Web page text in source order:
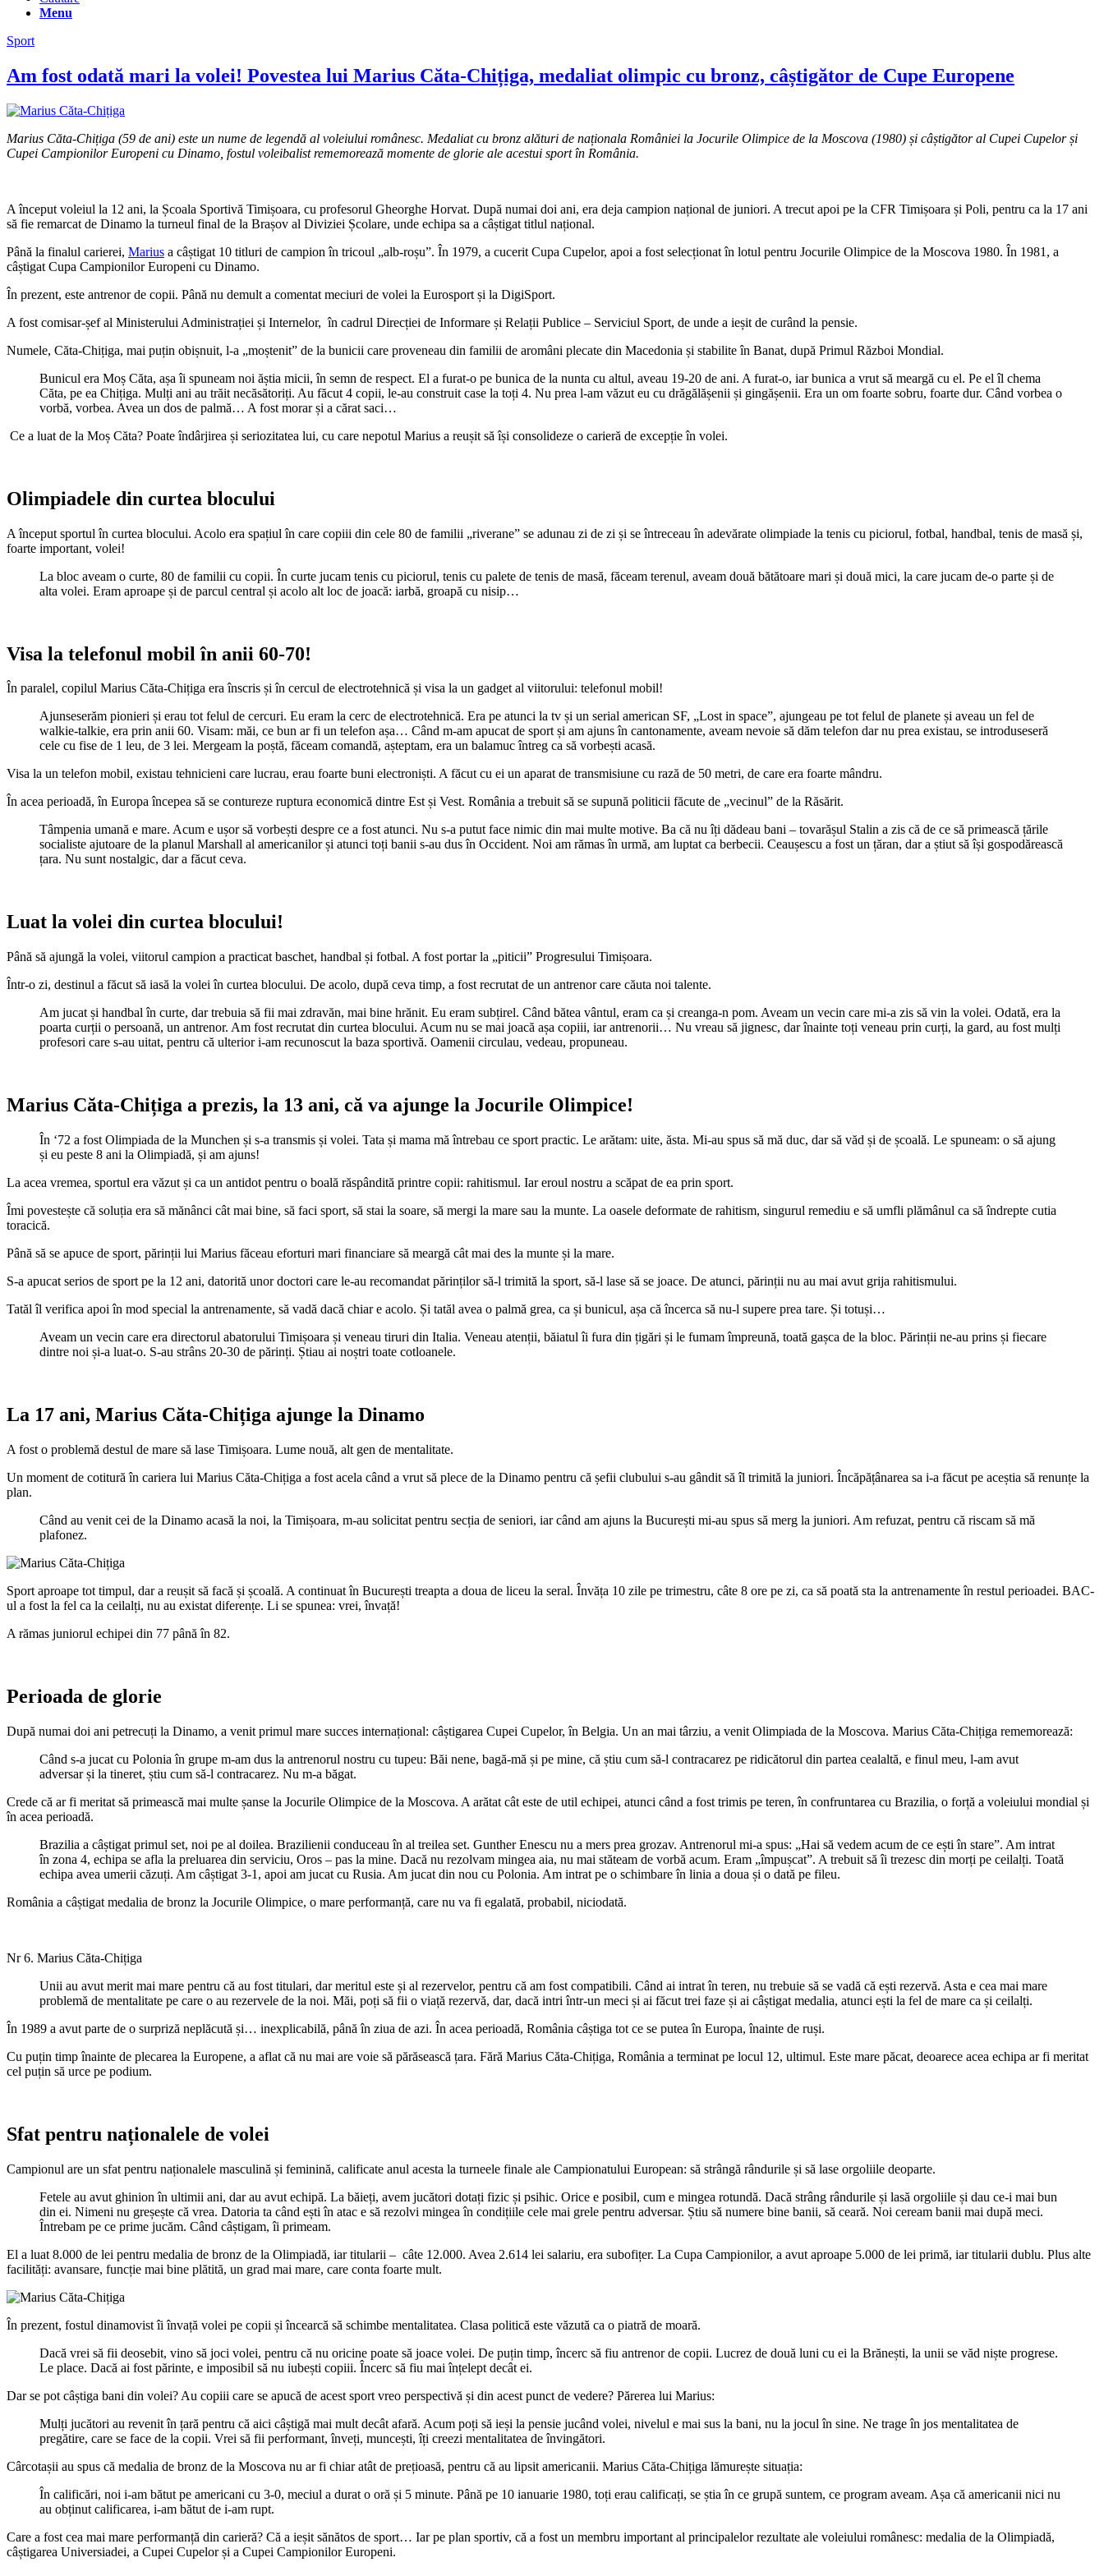
Menu
Sport
Am fost odată mari la volei! Povestea lui Marius Căta-Chițiga, medaliat olimpic cu bronz, câștigător de Cupe Europene
Marius Căta-Chițiga (59 de ani) este un nume de legendă al voleiului românesc. Medaliat cu bronz alături de naționala României la Jocurile Olimpice de la Moscova (1980) și câștigător al Cupei Cupelor și
Cupei Campionilor Europeni cu Dinamo, fostul voleibalist rememorează momente de glorie ale acestui sport în România.
A început voleiul la 12 ani, la Școala Sportivă Timișoara, cu profesorul Gheorghe Horvat. După numai doi ani, era deja campion național de juniori. A trecut apoi pe la CFR Timișoara și Poli, pentru ca la 17 ani
să fie remarcat de Dinamo la turneul final de la Brașov al Diviziei Școlare, unde echipa sa a câștigat titlul național.
Până la finalul carierei, Marius a câștigat 10 titluri de campion în tricoul „alb-roșu”. În 1979, a cucerit Cupa Cupelor, apoi a fost selecționat în lotul pentru Jocurile Olimpice de la Moscova 1980. În 1981, a
câștigat Cupa Campionilor Europeni cu Dinamo.
În prezent, este antrenor de copii. Până nu demult a comentat meciuri de volei la Eurosport și la DigiSport.
A fost comisar-șef al Ministerului Administrației și Internelor, în cadrul Direcției de Informare și Relații Publice – Serviciul Sport, de unde a ieșit de curând la pensie.
Numele, Căta-Chițiga, mai puțin obișnuit, l-a „moștenit” de la bunicii care proveneau din familii de aromâni plecate din Macedonia și stabilite în Banat, după Primul Război Mondial.
Bunicul era Moș Căta, așa îi spuneam noi ăștia micii, în semn de respect. El a furat-o pe bunica de la nunta cu altul, aveau 19-20 de ani. A furat-o, iar bunica a vrut să meargă cu el. Pe el îl chema
Căta, pe ea Chițiga. Mulți ani au trăit necăsătoriți. Au făcut 4 copii, le-au construit case la toți 4. Nu prea l-am văzut eu cu drăgălășenii și gingășenii. Era un om foarte sobru, foarte dur. Când vorbea o
vorbă, vorbea. Avea un dos de palmă… A fost morar și a cărat saci…
Ce a luat de la Moș Căta? Poate îndârjirea și seriozitatea lui, cu care nepotul Marius a reușit să își consolideze o carieră de excepție în volei.
Olimpiadele din curtea blocului
A început sportul în curtea blocului. Acolo era spațiul în care copiii din cele 80 de familii „riverane” se adunau zi de zi și se întreceau în adevărate olimpiade la tenis cu piciorul, fotbal, handbal, tenis de masă și,
foarte important, volei!
La bloc aveam o curte, 80 de familii cu copii. În curte jucam tenis cu piciorul, tenis cu palete de tenis de masă, făceam terenul, aveam două bătătoare mari și două mici, la care jucam de-o parte și de
alta volei. Eram aproape și de parcul central și acolo alt loc de joacă: iarbă, groapă cu nisip…
Visa la telefonul mobil în anii 60-70!
În paralel, copilul Marius Căta-Chițiga era înscris și în cercul de electrotehnică și visa la un gadget al viitorului: telefonul mobil!
Ajunseserăm pionieri și erau tot felul de cercuri. Eu eram la cerc de electrotehnică. Era pe atunci la tv și un serial american SF, „Lost in space”, ajungeau pe tot felul de planete și aveau un fel de
walkie-talkie, era prin anii 60. Visam: măi, ce bun ar fi un telefon așa… Când m-am apucat de sport și am ajuns în cantonamente, aveam nevoie să dăm telefon dar nu prea existau, se introduseseră
cele cu fise de 1 leu, de 3 lei. Mergeam la poștă, făceam comandă, așteptam, era un balamuc întreg ca să vorbești acasă.
Visa la un telefon mobil, existau tehnicieni care lucrau, erau foarte buni electroniști. A făcut cu ei un aparat de transmisiune cu rază de 50 metri, de care era foarte mândru.
În acea perioadă, în Europa începea să se contureze ruptura economică dintre Est și Vest. România a trebuit să se supună politicii făcute de „vecinul” de la Răsărit.
Tâmpenia umană e mare. Acum e ușor să vorbești despre ce a fost atunci. Nu s-a putut face nimic din mai multe motive. Ba că nu îți dădeau bani – tovarășul Stalin a zis că de ce să primească țările
socialiste ajutoare de la planul Marshall al americanilor și atunci toți banii s-au dus în Occident. Noi am rămas în urmă, am luptat ca berbecii. Ceaușescu a fost un țăran, dar a știut să își gospodărească
țara. Nu sunt nostalgic, dar a făcut ceva.
Luat la volei din curtea blocului!
Până să ajungă la volei, viitorul campion a practicat baschet, handbal și fotbal. A fost portar la „piticii” Progresului Timișoara.
Într-o zi, destinul a făcut să iasă la volei în curtea blocului. De acolo, după ceva timp, a fost recrutat de un antrenor care căuta noi talente.
Am jucat și handbal în curte, dar trebuia să fii mai zdravăn, mai bine hrănit. Eu eram subțirel. Când bătea vântul, eram ca și creanga-n pom. Aveam un vecin care mi-a zis să vin la volei. Odată, era la
poarta curții o persoană, un antrenor. Am fost recrutat din curtea blocului. Acum nu se mai joacă așa copiii, iar antrenorii… Nu vreau să jignesc, dar înainte toți veneau prin curți, la gard, au fost mulți
profesori care s-au uitat, pentru că ulterior i-am recunoscut la baza sportivă. Oamenii circulau, vedeau, propuneau.
Marius Căta-Chițiga a prezis, la 13 ani, că va ajunge la Jocurile Olimpice!
În ‘72 a fost Olimpiada de la Munchen și s-a transmis și volei. Tata și mama mă întrebau ce sport practic. Le arătam: uite, ăsta. Mi-au spus să mă duc, dar să văd și de școală. Le spuneam: o să ajung
și eu peste 8 ani la Olimpiadă, și am ajuns!
La acea vremea, sportul era văzut și ca un antidot pentru o boală răspândită printre copii: rahitismul. Iar eroul nostru a scăpat de ea prin sport.
Îmi povestește că soluția era să mănânci cât mai bine, să faci sport, să stai la soare, să mergi la mare sau la munte. La oasele deformate de rahitism, singurul remediu e să umfli plămânul ca să îndrepte cutia
toracică.
Până să se apuce de sport, părinții lui Marius făceau eforturi mari financiare să meargă cât mai des la munte și la mare.
S-a apucat serios de sport pe la 12 ani, datorită unor doctori care le-au recomandat părinților să-l trimită la sport, să-l lase să se joace. De atunci, părinții nu au mai avut grija rahitismului.
Tatăl îl verifica apoi în mod special la antrenamente, să vadă dacă chiar e acolo. Și tatăl avea o palmă grea, ca și bunicul, așa că încerca să nu-l supere prea tare. Și totuși…
Aveam un vecin care era directorul abatorului Timișoara și veneau tiruri din Italia. Veneau atenții, băiatul îi fura din țigări și le fumam împreună, toată gașca de la bloc. Părinții ne-au prins și fiecare
dintre noi și-a luat-o. S-au strâns 20-30 de părinți. Știau ai noștri toate cotloanele.
La 17 ani, Marius Căta-Chițiga ajunge la Dinamo
A fost o problemă destul de mare să lase Timișoara. Lume nouă, alt gen de mentalitate.
Un moment de cotitură în cariera lui Marius Căta-Chițiga a fost acela când a vrut să plece de la Dinamo pentru că șefii clubului s-au gândit să îl trimită la juniori. Încăpățânarea sa i-a făcut pe aceștia să renunțe la
plan.
Când au venit cei de la Dinamo acasă la noi, la Timișoara, m-au solicitat pentru secția de seniori, iar când am ajuns la București mi-au spus să merg la juniori. Am refuzat, pentru că riscam să mă
plafonez.
Sport aproape tot timpul, dar a reușit să facă și școală. A continuat în București treapta a doua de liceu la seral. Învăța 10 zile pe trimestru, câte 8 ore pe zi, ca să poată sta la antrenamente în restul perioadei. BAC-
ul a fost la fel ca la ceilalți, nu au existat diferențe. Li se spunea: vrei, învață!
A rămas juniorul echipei din 77 până în 82.
Perioada de glorie
După numai doi ani petrecuți la Dinamo, a venit primul mare succes internațional: câștigarea Cupei Cupelor, în Belgia. Un an mai târziu, a venit Olimpiada de la Moscova. Marius Căta-Chițiga rememorează:
Când s-a jucat cu Polonia în grupe m-am dus la antrenorul nostru cu tupeu: Băi nene, bagă-mă și pe mine, că știu cum să-l contracarez pe ridicătorul din partea cealaltă, e finul meu, l-am avut
adversar și la tineret, știu cum să-l contracarez. Nu m-a băgat.
Crede că ar fi meritat să primească mai multe șanse la Jocurile Olimpice de la Moscova. A arătat cât este de util echipei, atunci când a fost trimis pe teren, în confruntarea cu Brazilia, o forță a voleiului mondial și
în acea perioadă.
Brazilia a câștigat primul set, noi pe al doilea. Brazilienii conduceau în al treilea set. Gunther Enescu nu a mers prea grozav. Antrenorul mi-a spus: „Hai să vedem acum de ce ești în stare”. Am intrat
în zona 4, echipa se afla la preluarea din serviciu, Oros – pas la mine. Dacă nu rezolvam mingea aia, nu mai stăteam de vorbă acum. Eram „împușcat”. A trebuit să îi trezesc din morți pe ceilalți. Toată
echipa avea umerii căzuți. Am câștigat 3-1, apoi am jucat cu Rusia. Am jucat din nou cu Polonia. Am intrat pe o schimbare în linia a doua și o dată pe fileu.
România a câștigat medalia de bronz la Jocurile Olimpice, o mare performanță, care nu va fi egalată, probabil, niciodată.
Nr 6. Marius Căta-Chițiga
Unii au avut merit mai mare pentru că au fost titulari, dar meritul este și al rezervelor, pentru că am fost compatibili. Când ai intrat în teren, nu trebuie să se vadă că ești rezervă. Asta e cea mai mare
problemă de mentalitate pe care o au rezervele de la noi. Măi, poți să fii o viață rezervă, dar, dacă intri într-un meci și ai făcut trei faze și ai câștigat medalia, atunci ești la fel de mare ca și ceilalți.
În 1989 a avut parte de o surpriză neplăcută și… inexplicabilă, până în ziua de azi. În acea perioadă, România câștiga tot ce se putea în Europa, înainte de ruși.
Cu puțin timp înainte de plecarea la Europene, a aflat că nu mai are voie să părăsească țara. Fără Marius Căta-Chițiga, România a terminat pe locul 12, ultimul. Este mare păcat, deoarece acea echipa ar fi meritat
cel puțin să urce pe podium.
Sfat pentru naționalele de volei
Campionul are un sfat pentru naționalele masculină și feminină, calificate anul acesta la turneele finale ale Campionatului European: să strângă rândurile și să lase orgoliile deoparte.
Fetele au avut ghinion în ultimii ani, dar au avut echipă. La băieți, avem jucători dotați fizic și psihic. Orice e posibil, cum e mingea rotundă. Dacă strâng rândurile și lasă orgoliile și dau ce-i mai bun
din ei. Nimeni nu greșește că vrea. Datoria ta când ești în atac e să rezolvi mingea în condițiile cele mai grele pentru adversar. Știu să numere bine banii, să ceară. Noi ceream banii mai după meci.
Întrebam pe ce prime jucăm. Când câștigam, îi primeam.
El a luat 8.000 de lei pentru medalia de bronz de la Olimpiadă, iar titularii – câte 12.000. Avea 2.614 lei salariu, era subofițer. La Cupa Campionilor, a avut aproape 5.000 de lei primă, iar titularii dublu. Plus alte
facilități: avansare, funcție mai bine plătită, un grad mai mare, care conta foarte mult.
În prezent, fostul dinamovist îi învață volei pe copii și încearcă să schimbe mentalitatea. Clasa politică este văzută ca o piatră de moară.
Dacă vrei să fii deosebit, vino să joci volei, pentru că nu oricine poate să joace volei. De puțin timp, încerc să fiu antrenor de copii. Lucrez de două luni cu ei la Brănești, la unii se văd niște progrese.
Le place. Dacă ai fost părinte, e imposibil să nu iubești copiii. Încerc să fiu mai înțelept decât ei.
Dar se pot câștiga bani din volei? Au copiii care se apucă de acest sport vreo perspectivă și din acest punct de vedere? Părerea lui Marius:
Mulți jucători au revenit în țară pentru că aici câștigă mai mult decât afară. Acum poți să ieși la pensie jucând volei, nivelul e mai sus la bani, nu la jocul în sine. Ne trage în jos mentalitatea de
pregătire, care se face de la copii. Vrei să fii performant, înveți, muncești, îți creezi mentalitatea de învingători.
Cârcotașii au spus că medalia de bronz de la Moscova nu ar fi chiar atât de prețioasă, pentru că au lipsit americanii. Marius Căta-Chițiga lămurește situația:
În calificări, noi i-am bătut pe americani cu 3-0, meciul a durat o oră și 5 minute. Până pe 10 ianuarie 1980, toți erau calificați, se știa în ce grupă suntem, ce program aveam. Așa că americanii nici nu
au obținut calificarea, i-am bătut de i-am rupt.
Care a fost cea mai mare performanță din carieră? Că a ieșit sănătos de sport… Iar pe plan sportiv, că a fost un membru important al principalelor rezultate ale voleiului românesc: medalia de la Olimpiadă,
câștigarea Universiadei, a Cupei Cupelor și a Cupei Campionilor Europeni.